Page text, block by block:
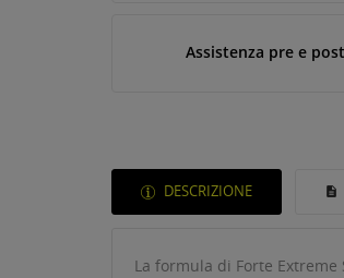
Assistenza pre e post
DESCRIZIONE
La formula di Forte